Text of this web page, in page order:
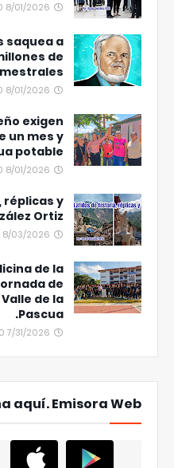
8/01/2026 07:52:00 ص
saquea a
de
8/01/2026 05:58:00 م
exigen
un mes y
potable.
8/01/2026 09:43:00 م
réplicas y
Ortiz
8/03/2026 11:16:00 م
de la
de
de la
Pascua.
7/31/2026 05:15:00 م
aquí. Emisora Web